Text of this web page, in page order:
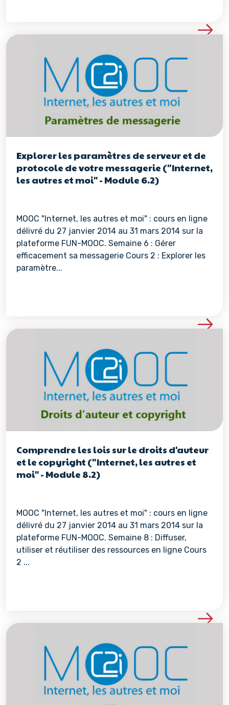
Voir les détails de la
Explorer les paramètres de serveur et de
protocole de votre messagerie ("Internet,
les autres et moi" - Module 6.2)
MOOC "Internet, les autres et moi" : cours en ligne
délivré du 27 janvier 2014 au 31 mars 2014 sur la
plateforme FUN-MOOC. Semaine 6 : Gérer
efficacement sa messagerie Cours 2 : Explorer les
paramètre...
Voir les détails de la
Comprendre les lois sur le droits d'auteur
et le copyright ("Internet, les autres et
moi" - Module 8.2)
MOOC "Internet, les autres et moi" : cours en ligne
délivré du 27 janvier 2014 au 31 mars 2014 sur la
plateforme FUN-MOOC. Semaine 8 : Diffuser,
utiliser et réutiliser des ressources en ligne Cours
2 ...
Voir les détails de la